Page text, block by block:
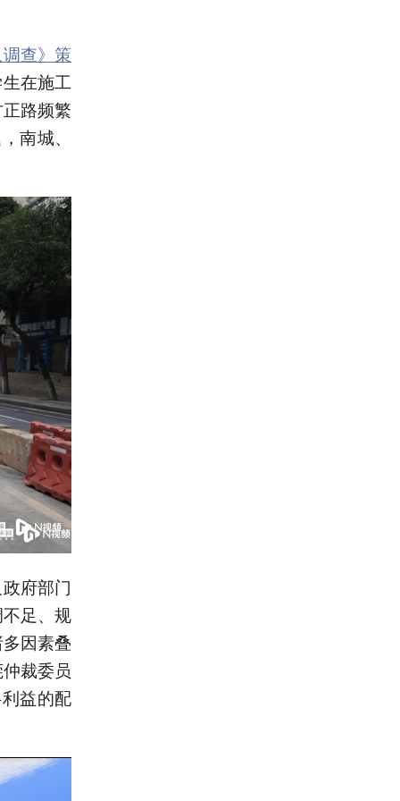
查》策
在施工
路频繁
南城、
府部门
足、规
因素叠
裁委员
益的配